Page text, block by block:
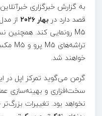
به گزارش خبرگزاری
قصد دارد در بهار ۲۰۲۶ از
M5 رونمایی کند. همچنین نسخه‌های
تراشه‌های M5 پرو و M5 مکس احتمالاً در
خواهند شد.
گرمن می‌گوید تمرکز اپل در
سخت‌افزاری و بهینه‌سازی
نخواهد بود. تغییرات